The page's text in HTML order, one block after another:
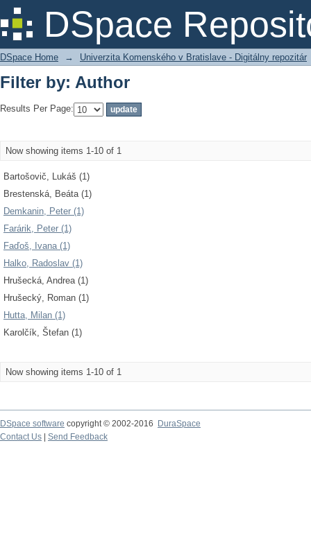
DSpace
Filter by: Author
DSpace Home → Univerzita Komenského v Bratislave - Digitálny repozitár
Filter by: Author
Results Per Page:
Now showing items 1-10 of 1
Bartošovič, Lukáš (1)
Brestenská, Beáta (1)
Demkanin, Peter (1)
Farárik, Peter (1)
Faďoš, Ivana (1)
Halko, Radoslav (1)
Hrušecká, Andrea (1)
Hrušecký, Roman (1)
Hutta, Milan (1)
Karolčík, Štefan (1)
Now showing items 1-10 of 1
DSpace software copyright © 2002-2016
DuraSpace
Contact Us
Send Feedback